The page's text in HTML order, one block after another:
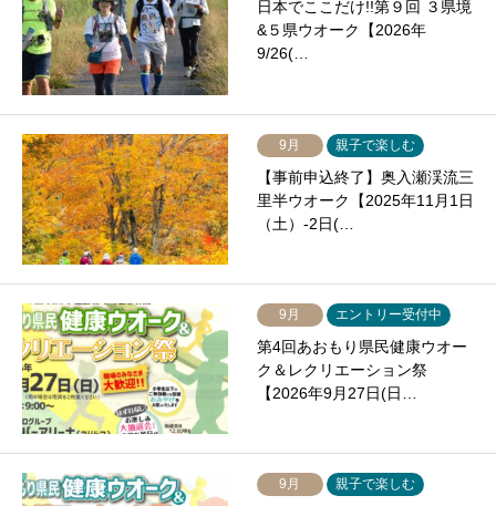
日本でここだけ!!第９回 ３県境
&５県ウオーク【2026年
9/26(…
9月 親子で楽しむ
【事前申込終了】奥入瀬渓流三
里半ウオーク【2025年11月1日
（土）-2日(…
9月 エントリー受付中
第4回あおもり県民健康ウオー
ク＆レクリエーション祭
【2026年9月27日(日…
9月 親子で楽しむ